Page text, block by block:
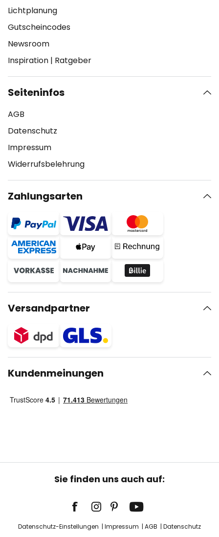
Lichtplanung
Gutscheincodes
Newsroom
Inspiration | Ratgeber
Seiteninfos
AGB
Datenschutz
Impressum
Widerrufsbelehrung
Zahlungsarten
Versandpartner
Kundenmeinungen
Sie finden uns auch auf:
Datenschutz-Einstellungen Impressum AGB
Datenschutz